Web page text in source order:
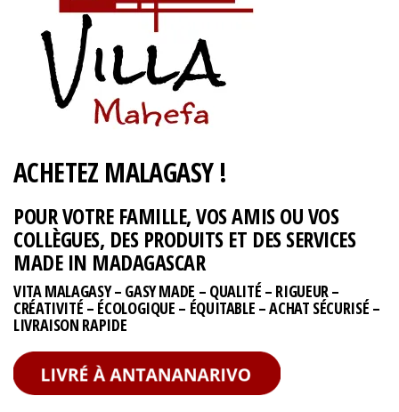
ACHETEZ MALAGASY !
POUR VOTRE FAMILLE, VOS AMIS OU VOS
COLLÈGUES, DES PRODUITS ET DES SERVICES
MADE IN MADAGASCAR
VITA MALAGASY – GASY MADE – QUALITÉ – RIGUEUR –
CRÉATIVITÉ – ÉCOLOGIQUE – ÉQUITABLE – ACHAT SÉCURISÉ –
LIVRAISON RAPIDE